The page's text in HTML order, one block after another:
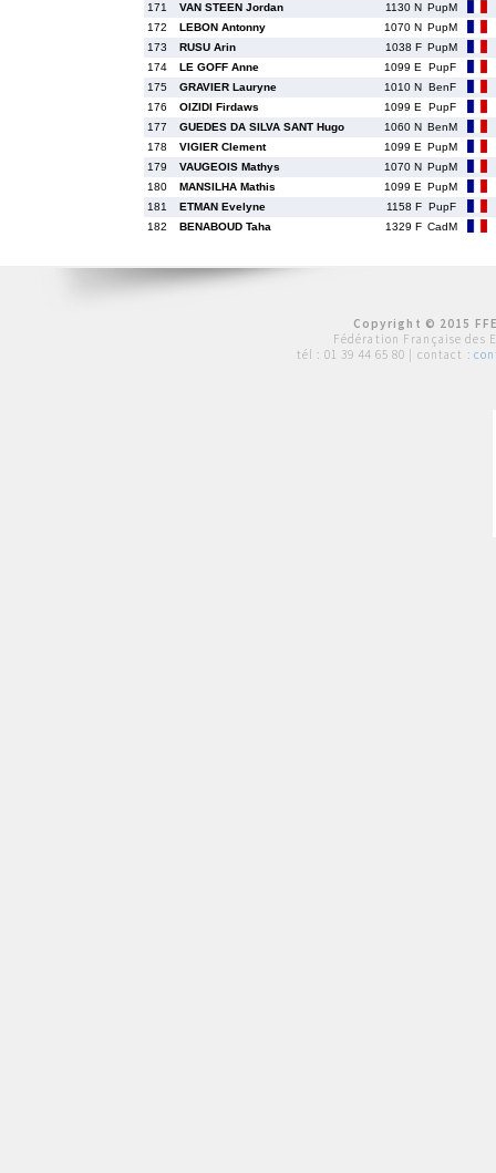
171
VAN STEEN Jordan 1130 N PupM
172
LEBON Antonny 1070 N PupM
173
RUSU Arin 1038 F PupM
174
LE GOFF Anne 1099 E
PupF
175
GRAVIER Lauryne 1010 N BenF
176
OIZIDI Firdaws 1099 E
PupF
177
GUEDES DA SILVA SANT Hugo 1060 N BenM
178
VIGIER Clement 1099 E PupM
179
VAUGEOIS Mathys 1070 N PupM
180
MANSILHA Mathis 1099 E PupM
181
ETMAN Evelyne 1158 F PupF
182
BENABOUD Taha 1329 F CadM
Copyright © 2015
Fédération Française des
tél : 01 39 44 65 80 | contact :